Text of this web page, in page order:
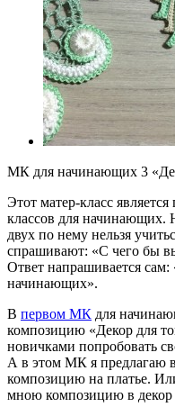
МК для начинающих 3
Этот матер-класс
классов для начинающих.
двух по нему нельзя
спрашивают: «С чего бы
Ответ напрашивается сам:
начинающих».
В первом МК для
композицию «Декор для
новичками попробовать
А в этом МК я предлагаю
композицию на платье.
мною композицию в декор